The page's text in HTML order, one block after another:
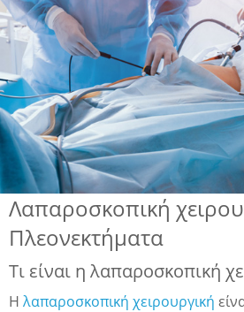
Λαπαροσκοπική
Πλεονεκτήματα
Τι είναι η λαπαροσκοπική
Η λαπαροσκοπική χειρουργική